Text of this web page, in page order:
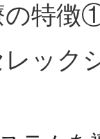
の特徴
ック